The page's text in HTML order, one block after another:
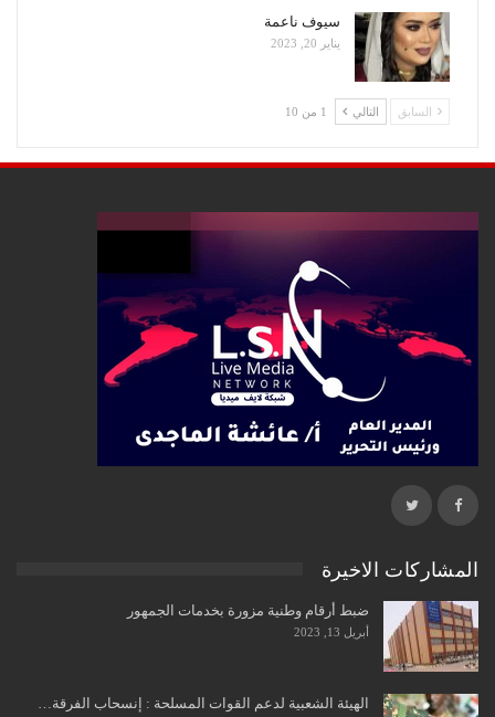
سيوف ناعمة
يناير 20, 2023
السابق التالي 1 من 10
المشاركات الاخيرة
ضبط أرقام وطنية مزورة بخدمات الجمهور
أبريل 13, 2023
الهيئة الشعبية لدعم القوات المسلحة : إنسحاب الفرقة…